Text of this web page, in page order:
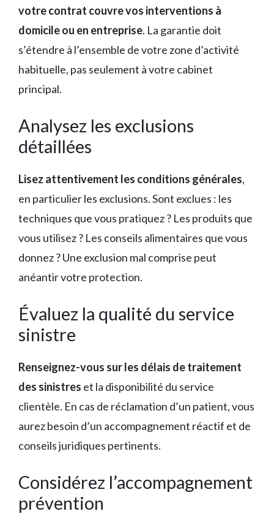
votre contrat couvre vos interventions à
domicile ou en entreprise. La garantie doit
s’étendre à l’ensemble de votre zone d’activité
habituelle, pas seulement à votre cabinet
principal.
Analysez les exclusions
détaillées
Lisez attentivement les conditions générales,
en particulier les exclusions. Sont exclues : les
techniques que vous pratiquez ? Les produits que
vous utilisez ? Les conseils alimentaires que vous
donnez ? Une exclusion mal comprise peut
anéantir votre protection.
Évaluez la qualité du service
sinistre
Renseignez-vous sur les délais de traitement
des sinistres et la disponibilité du service
clientèle. En cas de réclamation d’un patient, vous
aurez besoin d’un accompagnement réactif et de
conseils juridiques pertinents.
Considérez l’accompagnement
prévention